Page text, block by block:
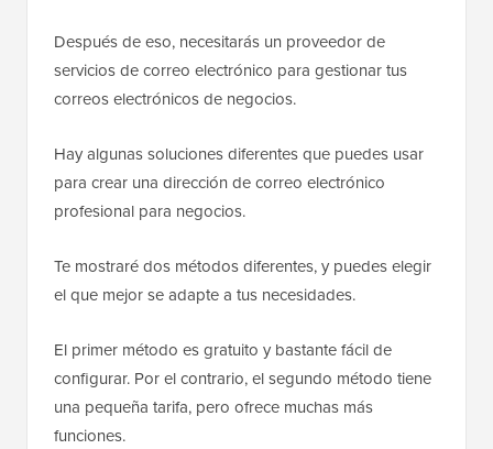
Después de eso, necesitarás un proveedor de
servicios de correo electrónico para gestionar tus
correos electrónicos de negocios.
Hay algunas soluciones diferentes que puedes usar
para crear una dirección de correo electrónico
profesional para negocios.
Te mostraré dos métodos diferentes, y puedes elegir
el que mejor se adapte a tus necesidades.
El primer método es gratuito y bastante fácil de
configurar. Por el contrario, el segundo método tiene
una pequeña tarifa, pero ofrece muchas más
funciones.